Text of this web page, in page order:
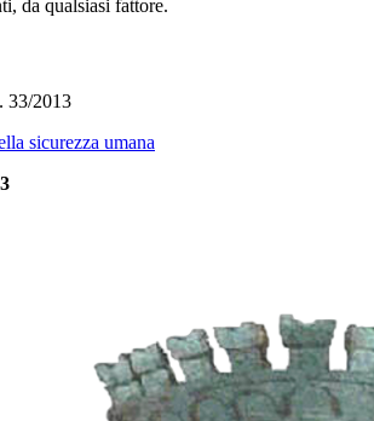
da qualsiasi fattore.
33/2013
sicurezza umana